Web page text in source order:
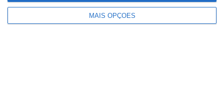
MAIS OPÇÕES
Ministério garante publicação das